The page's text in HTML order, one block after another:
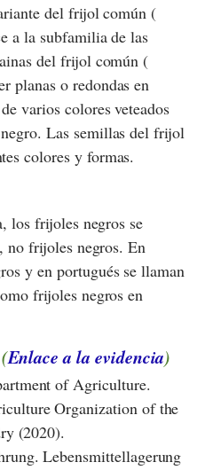
del frijol común (
a la subfamilia de las
del frijol común (
planas o redondas en
varios colores veteados
Las semillas del frijol
colores y formas.
los frijoles negros se
no frijoles negros. En
y en portugués se llaman
frijoles negros en
Enlace a la evidencia)
of Agriculture.
Organization of the
(2020).
Lebensmittellagerung